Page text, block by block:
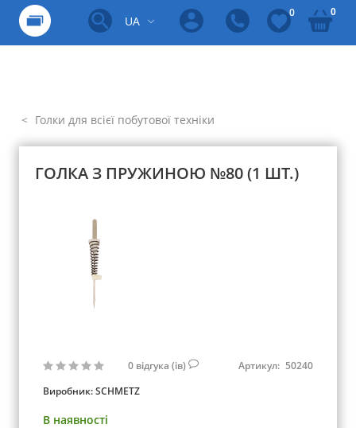
UA
0 0
Голки для всієї побутової техніки
ГОЛКА З ПРУЖИНОЮ №80 (1 ШТ.)
0 відгука (ів) Артикул: 50240
Виробник:SCHMETZ
В наявності